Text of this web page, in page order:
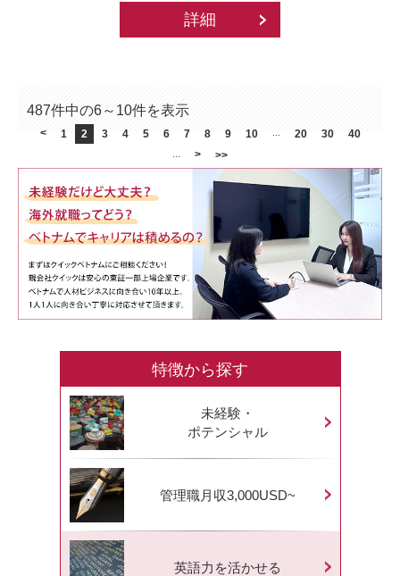
詳細
487件中の6～10件を表示
< 1 2 3 4 5 6 7 8 9 10 20 30 40
> >>
特徴から探す
未経験・
ポテンシャル
管理職月収3,000USD~
英語力を活かせる